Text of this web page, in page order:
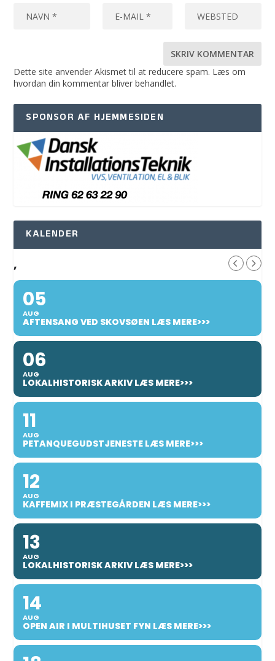
Dette site anvender Akismet til at reducere spam. Læs om
hvordan din kommentar bliver behandlet.
SPONSOR AF HJEMMESIDEN
KALENDER
,
05
AUG
AFTENSANG VED SKOVSØEN LÆS MERE>>>
06
AUG
LOKALHISTORISK ARKIV LÆS MERE>>>
11
AUG
PETANQUEGUDSTJENESTE LÆS MERE>>>
12
AUG
KAFFEMIX I PRÆSTEGÅRDEN LÆS MERE>>>
13
AUG
LOKALHISTORISK ARKIV LÆS MERE>>>
14
AUG
OPEN AIR I MULTIHUSET FYN LÆS MERE>>>